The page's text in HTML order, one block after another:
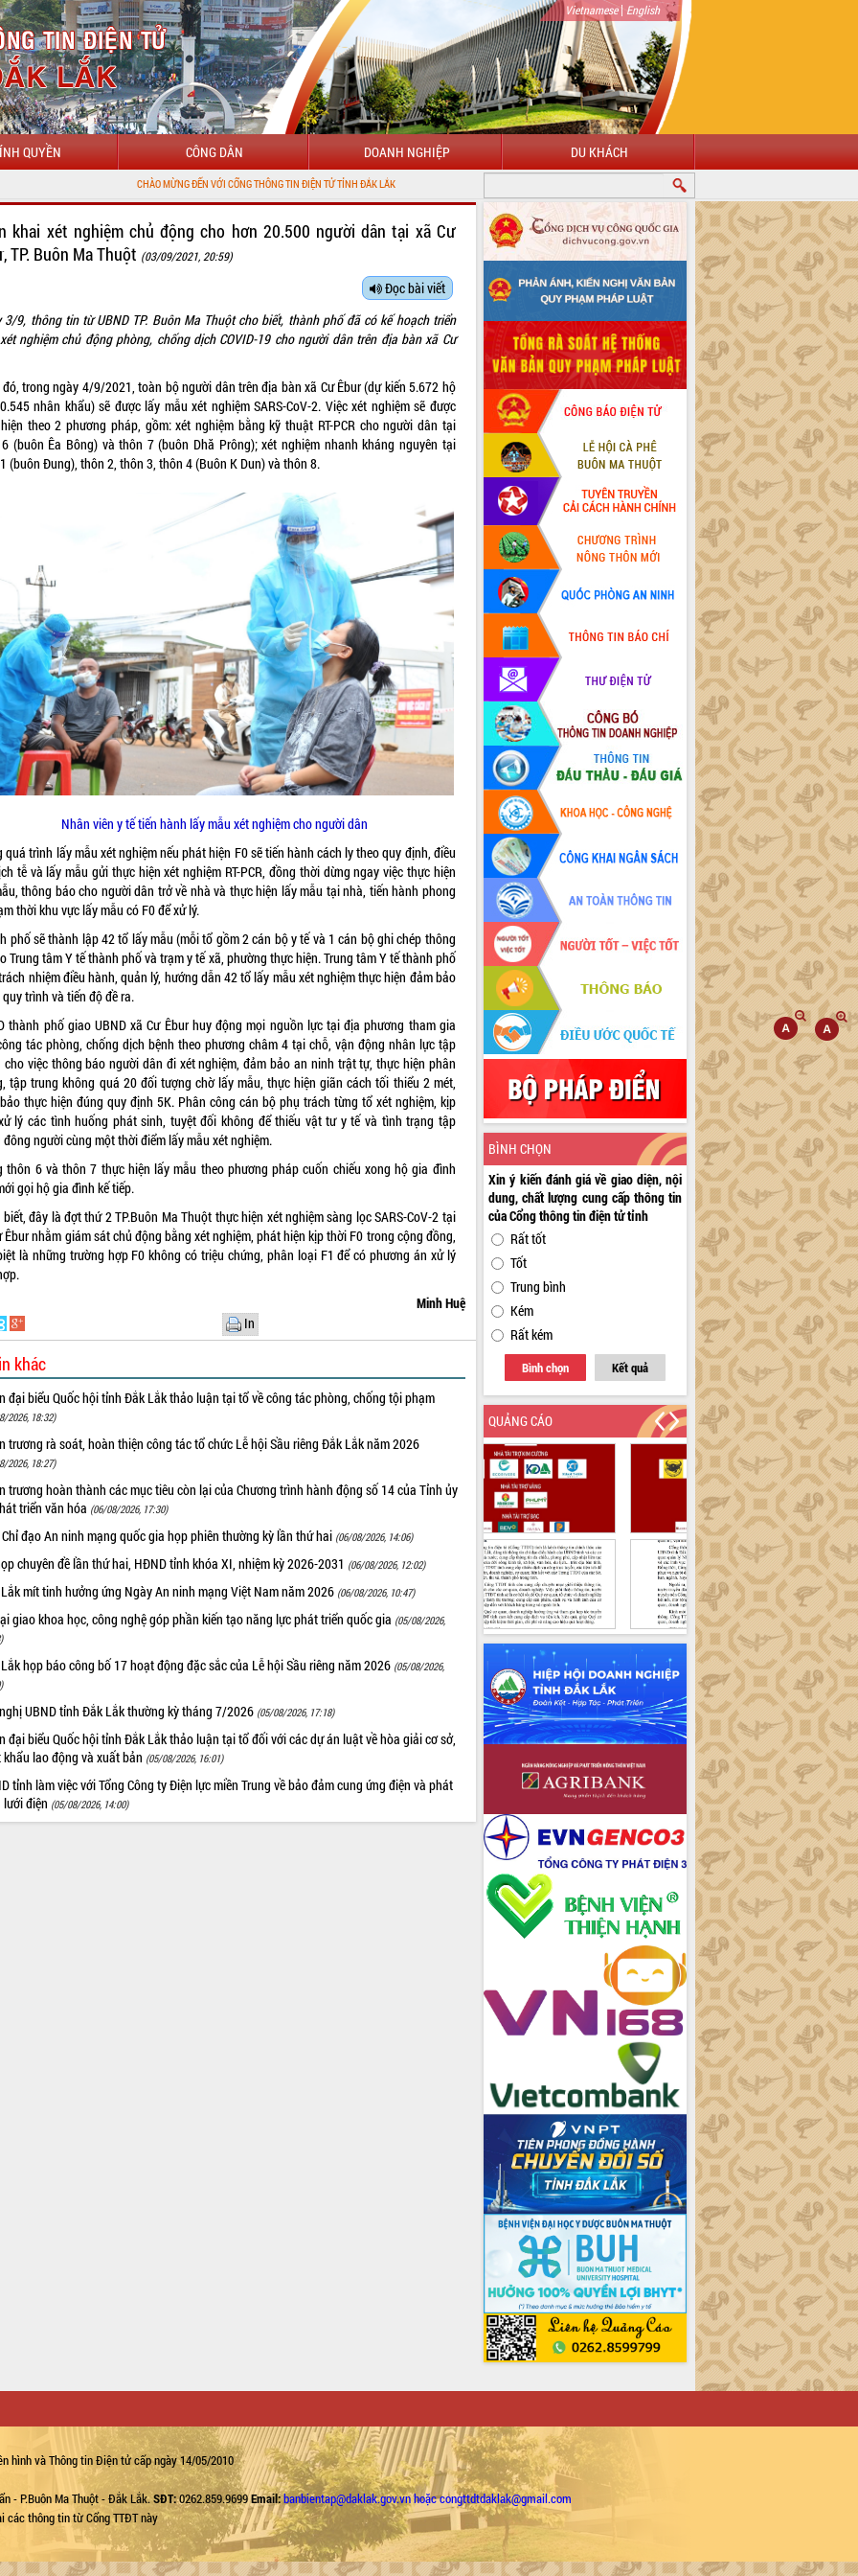
Vietnamese| English
QUYỀN CÔNG DÂN DOANH NGHIỆP DU KHÁCH
CHÀO MỪNG ĐẾN VỚI CỔNG THÔNG TIN ĐIỆN TỬ TỈNH ĐẮK LẮK
khai xét nghiệm chủ động cho hơn 20.500 người dân tại xã Cư
TP. Buôn Ma Thuột (03/09/2021, 20:59)
Đọc bài viết
3/9, thông tin từ UBND TP. Buôn Ma Thuột cho biết, thành phố đã có kế hoạch triển
nghiệm chủ động phòng, chống dịch COVID-19 cho người dân trên địa bàn xã Cư
đó, trong ngày 4/9/2021, toàn bộ người dân trên địa bàn xã Cư Êbur (dự kiến 5.672 hộ
nhân khẩu) sẽ được lấy mẫu xét nghiệm SARS-CoV-2. Việc xét nghiệm sẽ được
theo 2 phương pháp, gồm: xét nghiệm bằng kỹ thuật RT-PCR cho người dân tại
(buôn Êa Bông) và thôn 7 (buôn Dhă Prông); xét nghiệm nhanh kháng nguyên tại
(buôn Đung), thôn 2, thôn 3, thôn 4 (Buôn K Dun) và thôn 8.
Nhân viên y tế tiến hành lấy mẫu xét nghiệm cho người dân
quá trình lấy mẫu xét nghiệm nếu phát hiện F0 sẽ tiến hành cách ly theo quy định, điều
tễ và lấy mẫu gửi thực hiện xét nghiệm RT-PCR, đồng thời dừng ngay việc thực hiện
thông báo cho người dân trở về nhà và thực hiện lấy mẫu tại nhà, tiến hành phong
thời khu vực lấy mẫu có F0 để xử lý.
phố sẽ thành lập 42 tổ lấy mẫu (mỗi tổ gồm 2 cán bộ y tế và 1 cán bộ ghi chép thông
Trung tâm Y tế thành phố và trạm y tế xã, phường thực hiện. Trung tâm Y tế thành phố
nhiệm điều hành, quản lý, hướng dẫn 42 tổ lấy mẫu xét nghiệm thực hiện đảm bảo
trình và tiến độ đề ra.
thành phố giao UBND xã Cư Êbur huy động mọi nguồn lực tại địa phương tham gia
tác phòng, chống dịch bệnh theo phương châm 4 tại chỗ, vận động nhân lực tập
cho việc thông báo người dân đi xét nghiệm, đảm bảo an ninh trật tự, thực hiện phân
tập trung không quá 20 đối tượng chờ lấy mẫu, thực hiện giãn cách tối thiểu 2 mét,
thực hiện đúng quy định 5K. Phân công cán bộ phụ trách từng tổ xét nghiệm, kịp
lý các tình huống phát sinh, tuyệt đối không để thiếu vật tư y tế và tình trạng tập
người cùng một thời điểm lấy mẫu xét nghiệm.
thôn 6 và thôn 7 thực hiện lấy mẫu theo phương pháp cuốn chiếu xong hộ gia đình
gọi hộ gia đình kế tiếp.
đây là đợt thứ 2 TP.Buôn Ma Thuột thực hiện xét nghiệm sàng lọc SARS-CoV-2 tại
Êbur nhằm giám sát chủ động bằng xét nghiệm, phát hiện kịp thời F0 trong cộng đồng,
là những trường hợp F0 không có triệu chứng, phân loại F1 để có phương án xử lý
Minh Huệ
In
khác
đại biểu Quốc hội tỉnh Đắk Lắk thảo luận tại tổ về công tác phòng, chống tội phạm
2026, 18:32)
trương rà soát, hoàn thiện công tác tổ chức Lễ hội Sầu riêng Đắk Lắk năm 2026
2026, 18:27)
trương hoàn thành các mục tiêu còn lại của Chương trình hành động số 14 của Tỉnh ủy
triển văn hóa (06/08/2026, 17:30)
đạo An ninh mạng quốc gia họp phiên thường kỳ lần thứ hai (06/08/2026, 14:06)
chuyên đề lần thứ hai, HĐND tỉnh khóa XI, nhiệm kỳ 2026-2031 (06/08/2026, 12:02)
mít tinh hưởng ứng Ngày An ninh mạng Việt Nam năm 2026 (06/08/2026, 10:47)
giao khoa học, công nghệ góp phần kiến tạo năng lực phát triển quốc gia (05/08/2026,
họp báo công bố 17 hoạt động đặc sắc của Lễ hội Sầu riêng năm 2026 (05/08/2026,
UBND tỉnh Đắk Lắk thường kỳ tháng 7/2026 (05/08/2026, 17:18)
đại biểu Quốc hội tỉnh Đắk Lắk thảo luận tại tổ đối với các dự án luật về hòa giải cơ sở,
khẩu lao động và xuất bản (05/08/2026, 16:01)
tỉnh làm việc với Tổng Công ty Điện lực miền Trung về bảo đảm cung ứng điện và phát
lưới điện (05/08/2026, 14:00)
BÌNH CHỌN
Xin ý kiến đánh giá về giao diện, nội
dung, chất lượng cung cấp thông tin
của Cổng thông tin điện tử tỉnh
Rất tốt
Tốt
Trung bình
Kém
Rất kém
Bình chọn Kết quả
QUẢNG CÁO
hình và Thông tin Điện tử cấp ngày 14/05/2010
- P.Buôn Ma Thuột - Đắk Lắk.SĐT:0262.859.9699Email:banbientap@daklak.gov.vn hoặc congttdtdaklak@gmail.com
các thông tin từ Cổng TTĐT này